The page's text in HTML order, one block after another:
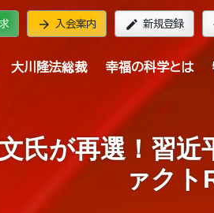
arrow_forward 入会案内 edit 新規登録
大川隆法総裁 幸福の科学とは
氏が再選！習
ァクト